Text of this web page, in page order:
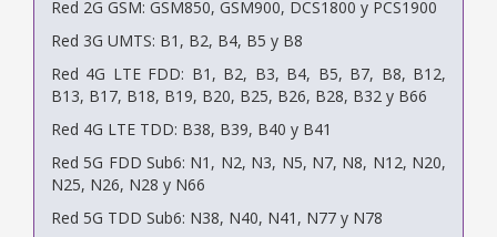
Red 2G GSM: GSM850, GSM900, DCS1800 y PCS1900
Red 3G UMTS: B1, B2, B4, B5 y B8
Red 4G LTE FDD: B1, B2, B3, B4, B5, B7, B8, B12,
B13, B17, B18, B19, B20, B25, B26, B28, B32 y B66
Red 4G LTE TDD: B38, B39, B40 y B41
Red 5G FDD Sub6: N1, N2, N3, N5, N7, N8, N12, N20,
N25, N26, N28 y N66
Red 5G TDD Sub6: N38, N40, N41, N77 y N78